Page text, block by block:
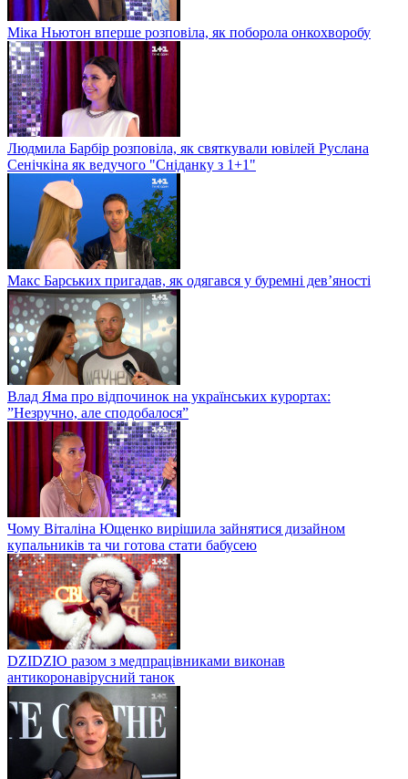
Міка Ньютон вперше розповіла, як поборола онкохворобу
Людмила Барбір розповіла, як святкували ювілей Руслана
Сенічкіна як ведучого "Сніданку з 1+1"
Макс Барських пригадав, як одягався у буремні дев’яності
Влад Яма про відпочинок на українських курортах:
”Незручно, але сподобалося”
Чому Віталіна Ющенко вирішила зайнятися дизайном
купальників та чи готова стати бабусею
DZIDZIO разом з медпрацівниками виконав
антикоронавірусний танок